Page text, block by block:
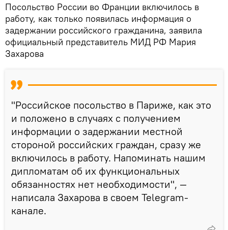
Посольство России во Франции включилось в
работу, как только появилась информация о
задержании российского гражданина, заявила
официальный представитель МИД РФ Мария
Захарова
"Российское посольство в Париже, как это
и положено в случаях с получением
информации о задержании местной
стороной российских граждан, сразу же
включилось в работу. Напоминать нашим
дипломатам об их функциональных
обязанностях нет необходимости", —
написала Захарова в своем Telegram-
канале.